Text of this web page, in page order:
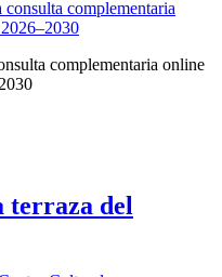
complementaria online
terraza del